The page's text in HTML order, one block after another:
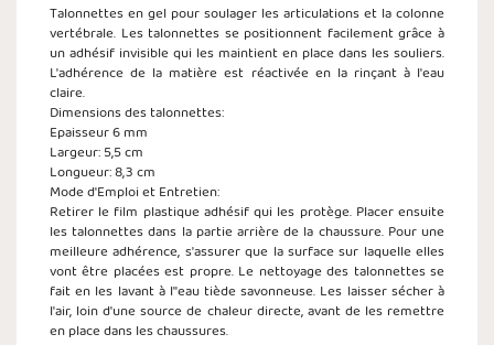
Talonnettes en gel pour soulager les articulations et la colonne
vertébrale. Les talonnettes se positionnent facilement grâce à
un adhésif invisible qui les maintient en place dans les souliers.
L'adhérence de la matière est réactivée en la rinçant à l'eau
claire.
Dimensions des talonnettes:
Epaisseur 6 mm
Largeur: 5,5 cm
Longueur: 8,3 cm
Mode d'Emploi et Entretien:
Retirer le film plastique adhésif qui les protège. Placer ensuite
les talonnettes dans la partie arrière de la chaussure. Pour une
meilleure adhérence, s'assurer que la surface sur laquelle elles
vont être placées est propre. Le nettoyage des talonnettes se
fait en les lavant à l''eau tiède savonneuse. Les laisser sécher à
l'air, loin d'une source de chaleur directe, avant de les remettre
en place dans les chaussures.